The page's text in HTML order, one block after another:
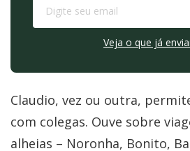
Veja o que já
Claudio, vez ou outra,
com colegas. Ouve sobre
alheias – Noronha, Bonito,